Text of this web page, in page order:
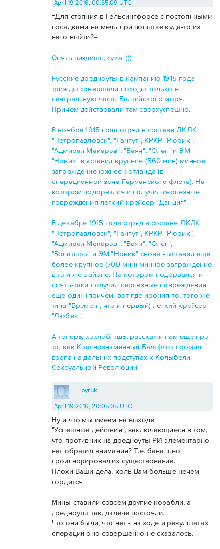
April 19 2016, 00:35:09 UTC
=Для стояния в Гельсингфорсе с постоянными
посадками на мель при попытке куда-то из
него выйти?=
Опять пиздишь, сука. )))
Русские дредноуты в кампанию 1915 года
трижды совершали походы только в
центральную часть Балтийского моря.
Причем действовали там сверхуспешно.
В ноябре 1915 года отряд в составе ЛКЛК
"Петропавловск", "Гангут", КРКР "Рюрик",
"Адмирал Макаров", "Баян", "Олег" и ЭМ
"Новик" выставил крупное (560 мин) минное
заграждение южнее Готланда (в
операционной зоне Германского флота). На
котором подорвался и получил серьезные
повреждения легкий крейсер "Данциг".
В декабре 1915 года отряд в составе ЛКЛК
"Петропавловск", "Гангут", КРКР "Рюрик",
"Адмирал Макаров", "Баян", "Олег",
"Богатырь" и ЭМ "Новик" снова выставил еще
более крупное (700 мин) минное заграждение
в том же районе. На котором подорвался и
опять-таки получил серьезные повреждения
еще один (причем, вот где ирония-то, того же
типа "Бремен", что и первый) легкий крейсер
"Любек".
А теперь, хохлоблядь, расскажи нам еще про
то, как Краснознаменный Балтфлот громил
врага на дальних подступах к Колыбели
Сексуальной Революции.
byruk
April 19 2016, 20:05:05 UTC
Ну и что мы имеем на выходе
"Успешные действия", заключающиеся в том,
что противник на дредноуты РИ элементарно
нет обратил внимания? Т.е. банально
проигнорировал их существование.
Плохи Ваши дела, коль Вам больше нечем
гордится.
Мины ставили совсем другие корабли, а
дредноуты так, далече постояли.
Что они были, что нет - на ходе и результатах
операции оно совершенно не сказалось.